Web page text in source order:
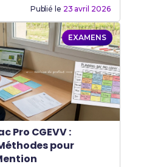
Publié le 23 avril 2026
EXAMENS
Pro CGEVV :
pour